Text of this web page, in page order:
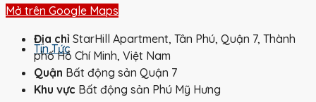
Tin Tức
Mở trên Google Maps
Địa chỉ StarHill Apartment, Tân Phú, Quận 7, Thành
phố Hồ Chí Minh, Việt Nam
Quận Bất động sản Quận 7
Khu vực Bất động sản Phú Mỹ Hưng